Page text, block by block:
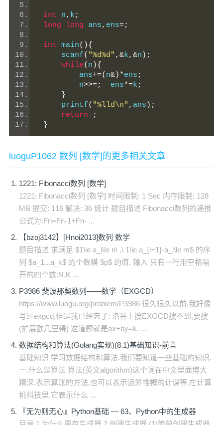
int n, k ;
long
long ans, ens=;
int main(){
     scanf
( "%d%d" ,&k,&n );
while( n ){
         ans
+=( n&)*ens ;
         n
>>=;
  ens
*=k ;
}
     printf
( "%lld\n" , ans );
return
;
}
luoguP1062 数列 [数学]的更多相关文章
1221: Fibonacci数列 [数学]
1221: Fibonacci数列 [数学] 时间限制: 1 Sec 内存限制: 128
MB 提交: 116 解决: 36 统计 题目描述 Fibonacci数列的递推
公式为:Fn=Fn-1+Fn- ...
【bzoj3142】[Hnoi2013]数列 数学
题目描述 求满足 $1\le a_i\le n\ ,\ 1\le a_{i+1}-a_i\le m$ 的序
列 $a_1...a_k$ 的个数模 $p$ 的值. 输入 只有一行用空格隔
开的四个数:N.K ...
P3986 斐波那契数列——数学（EXGCD）
https://www.luogu.org/problem/P3986 很久很久以前,我好像
写过exgcd,但是我已经忘了: 洛谷上搜EXGCD搜不到,要搜
(扩展欧几里得) 这道题就是ax+by=k, ...
数据结构和算法(Golang实现)(8.1)基础知识-前言
基础知识 学习数据结构和算法.我们要知道一些基础的知识.
一.什么是算法 算法(英文algorithm)这个词在中文里面博大
精深,表示算账的方法,也可以表示运筹帷幄的计谋等.在计算
机科技里,它表示什么 ...
『无为则无心』Python基础 — 63、Python中的生成器